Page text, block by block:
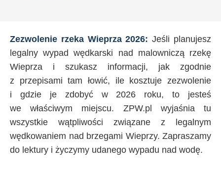
Zezwolenie rzeka Wieprza 2026: Jeśli planujesz
legalny wypad wędkarski nad malowniczą rzekę
Wieprza i szukasz informacji, jak zgodnie
z przepisami tam łowić, ile kosztuje zezwolenie
i gdzie je zdobyć w 2026 roku, to jesteś
we właściwym miejscu. ZPW.pl wyjaśnia tu
wszystkie wątpliwości związane z legalnym
wędkowaniem nad brzegami Wieprzy. Zapraszamy
do lektury i życzymy udanego wypadu nad wodę.